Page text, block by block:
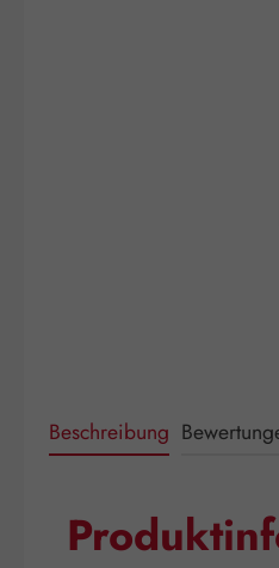
Beschreibung